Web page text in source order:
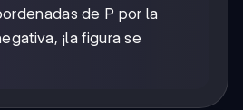
de P por la
¡la figura se